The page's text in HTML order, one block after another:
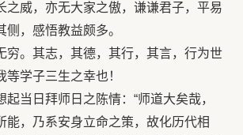
之威，亦无大家之傲，谦谦君子，平易
，感悟教益颇多。
穷。其志，其德，其行，其言，行为世
等学子三生之幸也！
当日拜师日之陈情：“师道大矣哉，
能，乃系安身立命之策，故化历代相